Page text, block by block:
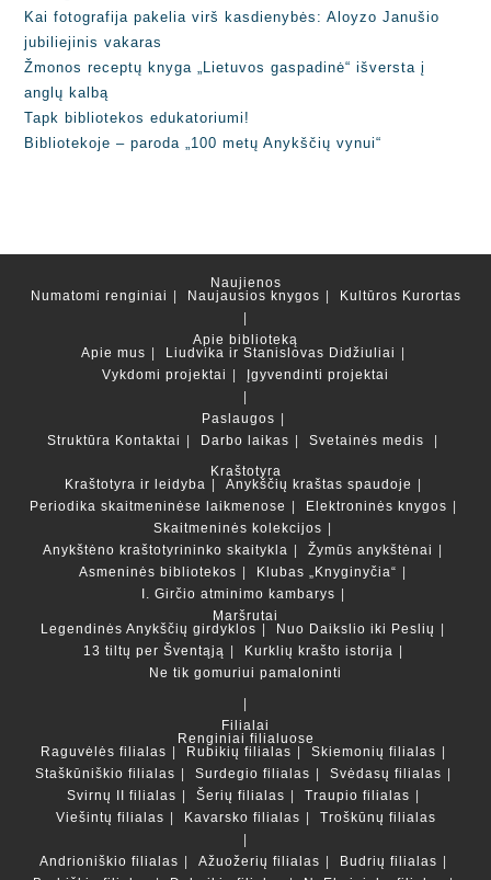
Kai fotografija pakelia virš kasdienybės: Aloyzo Janušio
jubiliejinis vakaras
Žmonos receptų knyga „Lietuvos gaspadinė“ išversta į
anglų kalbą
Tapk bibliotekos edukatoriumi!
Bibliotekoje – paroda „100 metų Anykščių vynui“
Naujienos
Numatomi renginiai
Naujausios knygos Kultūros Kurortas
Apie biblioteką
Apie mus
Liudvika ir Stanislovas Didžiuliai
Vykdomi projektai
Įgyvendinti projektai
Paslaugos
Struktūra Kontaktai Darbo laikas
Svetainės medis
Kraštotyra
Kraštotyra ir leidyba
Anykščių kraštas spaudoje
Periodika skaitmeninėse laikmenose
Elektroninės knygos
Skaitmeninės kolekcijos
Anykštėno kraštotyrininko skaitykla
Žymūs anykštėnai
Asmeninės bibliotekos
Klubas „Knyginyčia“
I. Girčio atminimo kambarys
Maršrutai
Legendinės Anykščių girdyklos
Nuo Daikslio iki Peslių
13 tiltų per Šventąją
Kurklių krašto istorija
Ne tik gomuriui pamaloninti
Filialai
Renginiai filialuose
Raguvėlės filialas
Rubikių filialas
Skiemonių filialas
Staškūniškio filialas
Surdegio filialas
Svėdasų filialas
Svirnų II filialas
Šerių filialas
Traupio filialas
Viešintų filialas
Kavarsko filialas Troškūnų filialas
Andrioniškio filialas Ažuožerių filialas
Budrių filialas